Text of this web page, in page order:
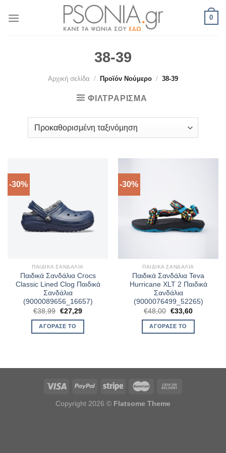
0
38-39
Αρχική σελίδα / Προϊόν Νούμερο / 38-39
ΦΙΛΤΡΆΡΙΣΜΑ
-30%
ΠΑΙΔΙΚΆ ΣΑΝΔΆΛΙΑ
Παιδικά Σανδάλια Crocs
Classic Lined Clog Παιδικά
Σανδάλια
(9000089656_16657)
€38,99 Original
price
was:
€38,99.
€27,29Η
ΑΓΌΡΑΣΈ ΤΟ
-30%
ΠΑΙΔΙΚΆ ΣΑΝΔΆΛΙΑ
Παιδικά Σανδάλια Teva
Hurricane XLT 2 Παιδικά
Σανδάλια
(9000076499_52265)
€48,00 Original
price
was:
€48,00.
€33,60Η
ΑΓΌΡΑΣΈ ΤΟ
Copyright 2026 © Flatsome Theme